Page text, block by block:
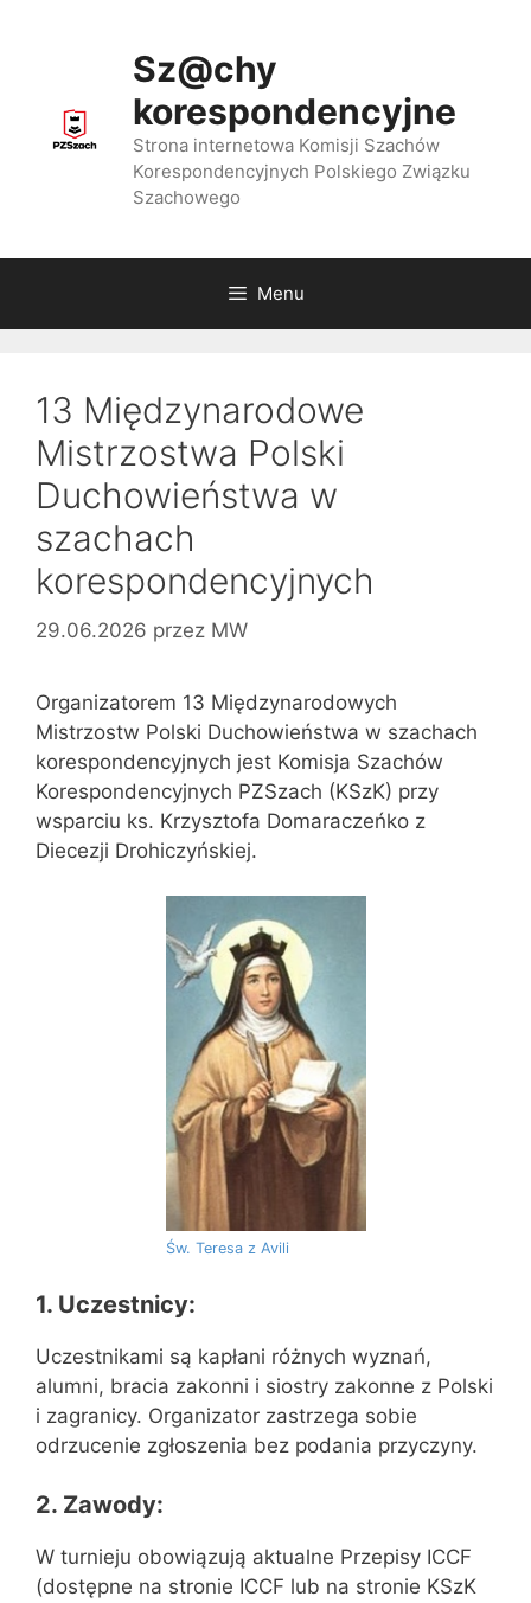
Sz@chy
korespondencyjne
Strona internetowa Komisji Szachów
Korespondencyjnych Polskiego Związku
Szachowego
Menu
13 Międzynarodowe
Mistrzostwa Polski
Duchowieństwa w
szachach
korespondencyjnych
29.06.2026 przez MW
Organizatorem 13 Międzynarodowych
Mistrzostw Polski Duchowieństwa w szachach
korespondencyjnych jest Komisja Szachów
Korespondencyjnych PZSzach (KSzK) przy
wsparciu ks. Krzysztofa Domaraczeńko z
Diecezji Drohiczyńskiej.
Św. Teresa z Avili
1. Uczestnicy:
Uczestnikami są kapłani różnych wyznań,
alumni, bracia zakonni i siostry zakonne z Polski
i zagranicy. Organizator zastrzega sobie
odrzucenie zgłoszenia bez podania przyczyny.
2. Zawody:
W turnieju obowiązują aktualne Przepisy ICCF
(dostępne na stronie ICCF lub na stronie KSzK